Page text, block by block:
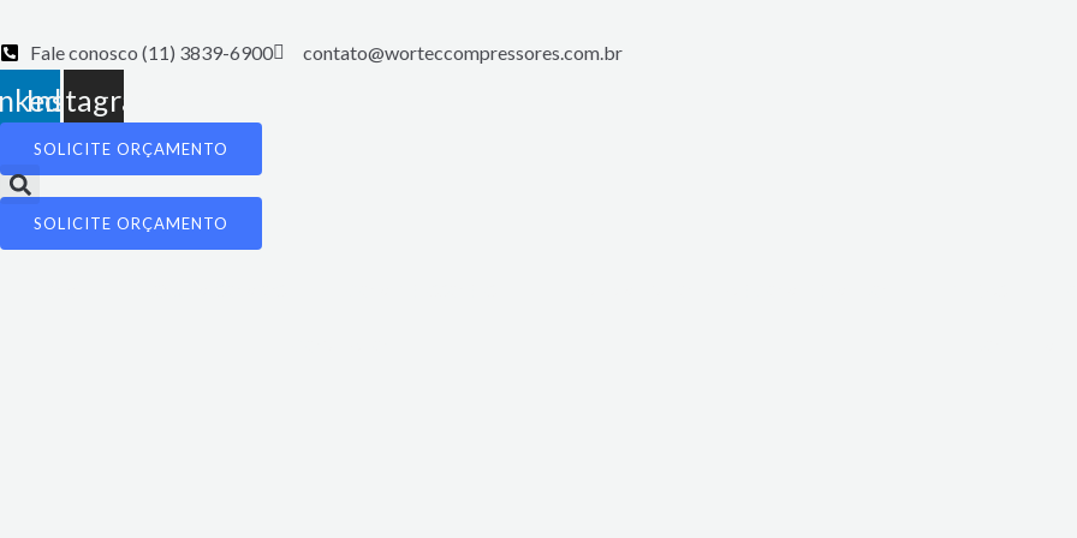
para
conteúdo
Fale conosco (11) 3839-6900 contato@worteccompressores.com.br
Instagram
SOLICITE ORÇAMENTO
SOLICITE ORÇAMENTO